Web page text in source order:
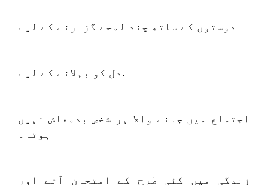
دوستوں کے ساتھ چند لمحے گزارنے کے لیے
دل کو بہلانے کے لیے.
اجتماع میں جانے والا ہر شخص بدمعاش نہیں
ہوتا۔
زندگی میں کئی طرح کے امتحان آتے اور